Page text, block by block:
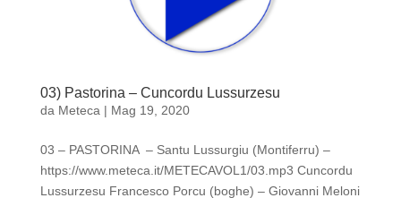
03) Pastorina – Cuncordu Lussurzesu
da Meteca| Mag 19, 2020
03 – PASTORINA – Santu Lussurgiu (Montiferru) –
https://www.meteca.it/METECAVOL1/03.mp3 Cuncordu
Lussurzesu Francesco Porcu (boghe) – Giovanni Meloni